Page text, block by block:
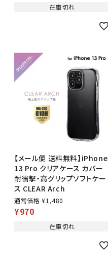
在庫切れ
【メール便 送料無料】iPhone
13 Pro クリアケース カバー
耐衝撃・高グリップソフトケー
ス CLEAR Arch
通常価格 ¥1,480
¥970
在庫切れ